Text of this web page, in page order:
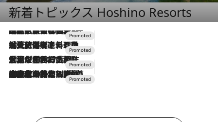
新着トピックス Hoshino Resorts
2026.7.31
【ホテル帰省】という選択肢をOMOが提案。家族とほどよい距離を保つには「昼は実家、夜は気兼ねなくホテルで！」
2026.7.24
【夏限定ディナーコース】旬を迎える稚鮎や花ズッキーニなどをイタリア・トスカーナの郷土料理の手法で満喫！
2026.7.17
「土佐和ハーブかき氷」がOMO7高知に登場！生姜、山椒、大葉など目にも舌にも涼を呼ぶ郷土の味
2026.7.10
NEW OPEN！【界 草津】名湯の地に誕生。趣の異なる2種の温泉と上州ならではの会席・蕎麦割烹など美食を味わう究極の癒やし旅